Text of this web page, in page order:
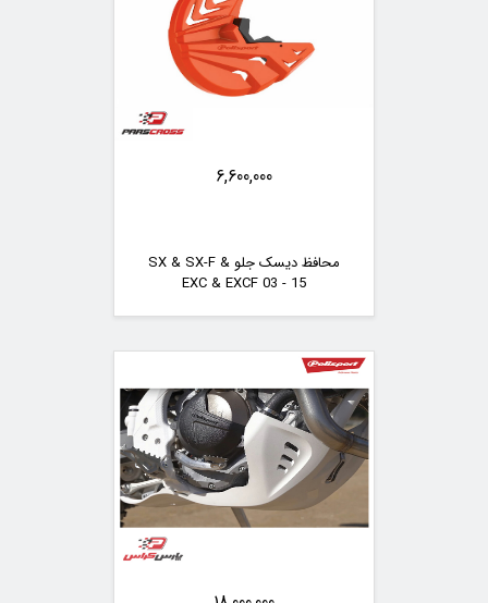
6,600,000
محافظ دیسک جلو SX & SX-F &
EXC & EXCF 03 - 15